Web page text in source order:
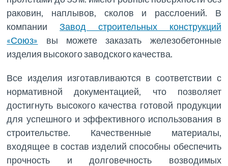
раковин, наплывов, сколов и расслоений. В
компанииЗавод строительных конструкций
«Союз» вы можете заказать железобетонные
изделия высокого заводского качества.
Все изделия изготавливаются в соответствии с
нормативной документацией, что позволяет
достигнуть высокого качества готовой продукции
для успешного и эффективного использования в
строительстве. Качественные материалы,
входящее в состав изделий способны обеспечить
прочность и долговечность возводимых